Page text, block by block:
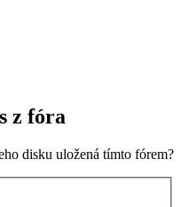
z fóra
disku uložená tímto fórem?